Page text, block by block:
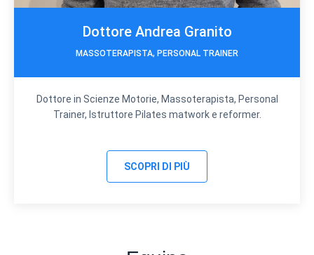
Dottore Andrea Granito
MASSOTERAPISTA, PERSONAL TRAINER
Dottore in Scienze Motorie, Massoterapista, Personal
Trainer, Istruttore Pilates matwork e reformer.
SCOPRI DI PIÙ